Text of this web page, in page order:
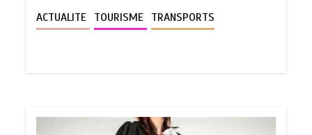
ACTUALITE TOURISME TRANSPORTS